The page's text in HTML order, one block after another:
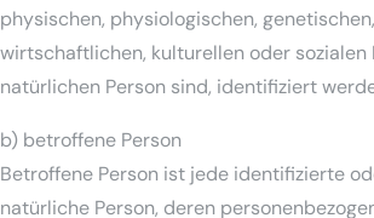
physischen, physiologischen,
wirtschaftlichen, kulturellen oder
natürlichen Person sind, identifiziert
b) betroffene Person
Betroffene Person ist jede identifizierte
natürliche Person, deren